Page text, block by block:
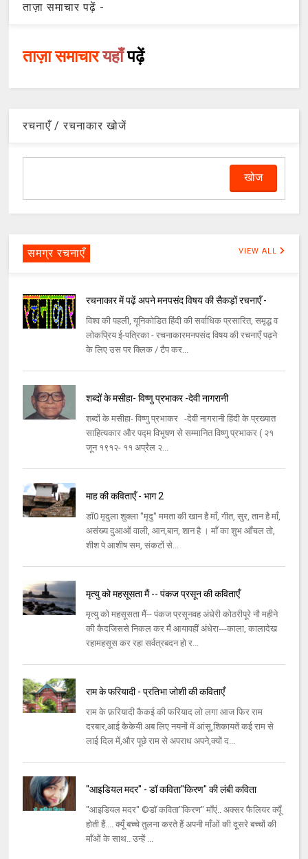
ताज़ा समाचार पढ़ें -
ताज़ा समाचारयहाँपढ़ें
रचनाएँ / रचनाकार खोजें
समग्र रचनाएँ VIEW ALL
रचनाकार में पढ़ें अपने मनपसंद विषय की सैकड़ों रचनाएँ -
विश्व की पहली, यूनिकोडित हिंदी की सर्वाधिक प्रसारित, समृद्ध व
लोकप्रिय ई-पत्रिका - रचनाकारमनपसंद विषय की रचनाएँ पढ़ने
के लिए उस पर क्लिक / टैप कर...
शब्दों के मसीहा- विष्णु प्रभाकर -देवी नागरानी
शब्दों के मसीहा- विष्णु प्रभाकर -देवी नागरानी हिंदी के प्रख्यात
साहित्यकार और पद्म विभूषण से सम्मानित विष्णु प्रभाकर ( २१
जून १९१२- ११ अप्रैल २...
माह की कविताएँ - भाग 2
डॉ0 मृदुला शुक्ला "मृदु" ममता की खान है माँ, गीत, सुर, तान है माँ,
असंख्य दुआओं वाली, आन,बान, शान है । माँ का शुभ आँचल तो,
शीश पे आशीष सम, संकटों से...
मृत्यु को महसूसता मैं -- पंकज प्रसून की कविताएँ
मृत्यु को महसूसता मैं-- पंकज प्रसूनवह अंधेरी कोठरीपूरे नौ महीने
की कैदजिससे निकल कर मैं आयावहीं अंधेरा---काला, कालादेख
रहामहसूस कर रहा सर्वत्रबदन हो र...
राम के फरियादी - प्रतिभा जोशी की कविताएँ
राम के फ़रियादी कैकई की फरियाद लो लगा आज फिर राम
दरबार,आई कैकेयी अब लिए नयनों में आंसू,शिकायतें कई राम से
लाई दिल में,और पूछे राम से अपराध अपने,क्यों द...
"आइडियल मदर" - डॉ कविता"किरण" की लंबी कविता
"आइडियल मदर" ©डॉ कविता"किरण" माँएं.. अक्सर फैलियर क्यूँ
होती हैं.... क्यूँ बच्चे तुलना करते हैं अपनी माँओं की दूसरे बच्चों की
माँओं के साथ.. उन्हें ...